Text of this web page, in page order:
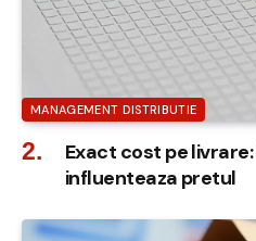
MANAGEMENT DISTRIBUTIE
Exact cost pe
influenteaza pretul